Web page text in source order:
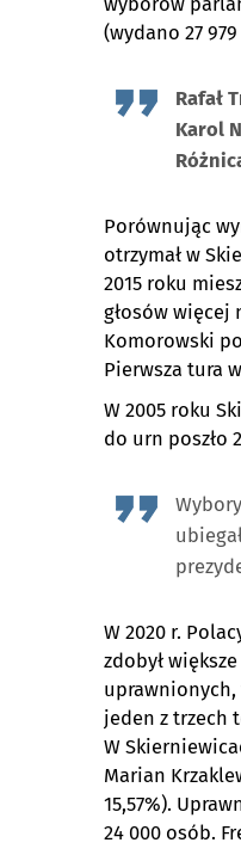
(wydano 27
Rafał
Karol
Porównując
otrzymał w
2015 roku
głosów więcej
Komorowski
Pierwsza tura
W 2005 roku
do urn poszło
W 2020 r.
zdobył
uprawnionych,
jeden z trzech
W
Marian
15,57%).
24 000 osób.